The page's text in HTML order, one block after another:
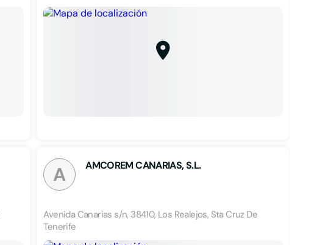
A AMCOREM CANARIAS, S.L.
Avenida Canarias s/n, 38410, Los Realejos, Sta Cruz De
Tenerife